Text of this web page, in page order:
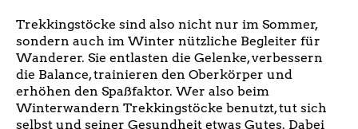
Trekkingstöcke sind also nicht nur im Sommer,
sondern auch im Winter nützliche Begleiter für
Wanderer. Sie entlasten die Gelenke, verbessern
die Balance, trainieren den Oberkörper und
erhöhen den Spaßfaktor. Wer also beim
Winterwandern Trekkingstöcke benutzt, tut sich
selbst und seiner Gesundheit etwas Gutes. Dabei